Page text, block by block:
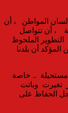
لسان المواطن ، أن
، أن تتواصل
الملحوظ
أن بلدنا
مستحيلة .. خاصة
تغيرت وباتت
الحفاظ على